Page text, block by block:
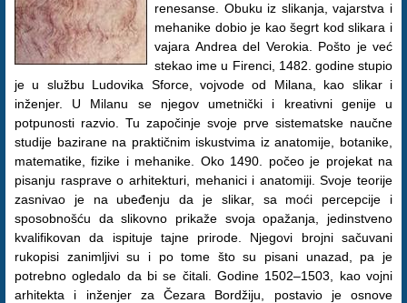
renesanse. Obuku iz slikanja, vajarstva i
mehanike dobio je kao šegrt kod slikara i
vajara Andrea del Verokia. Pošto je već
stekao ime u Firenci, 1482. godine stupio
je u službu Ludovika Sforce, vojvode od Milana, kao slikar i
inženjer. U Milanu se njegov umetnički i kreativni genije u
potpunosti razvio. Tu započinje svoje prve sistematske naučne
studije bazirane na praktičnim iskustvima iz anatomije, botanike,
matematike, fizike i mehanike. Oko 1490. počeo je projekat na
pisanju rasprave o arhitekturi, mehanici i anatomiji. Svoje teorije
zasnivao je na ubeđenju da je slikar, sa moći percepcije i
sposobnošću da slikovno prikaže svoja opažanja, jedinstveno
kvalifikovan da ispituje tajne prirode. Njegovi brojni sačuvani
rukopisi zanimljivi su i po tome što su pisani unazad, pa je
potrebno ogledalo da bi se čitali. Godine 1502–1503, kao vojni
arhitekta i inženjer za Čezara Bordžiju, postavio je osnove